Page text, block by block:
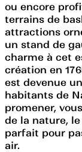
ou encore
terrains de
attractions
un stand de
charme à cet
création en
est devenue
habitants de
promener,
de la nature,
parfait pour
air.